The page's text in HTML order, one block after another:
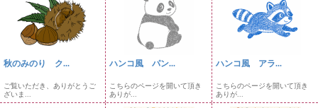
秋のみのり ク...
ご覧いただき、ありがとうご
ざいま...
ハンコ風 パン...
こちらのページを開いて頂き
ありが...
ハンコ風 アラ...
こちらのページを開いて頂き
ありが...